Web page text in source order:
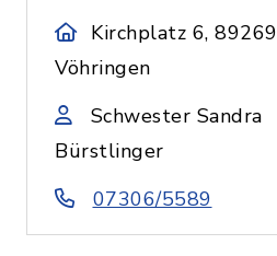
Kirchplatz 6, 89269
Vöhringen
Schwester Sandra
Bürstlinger
07306/5589